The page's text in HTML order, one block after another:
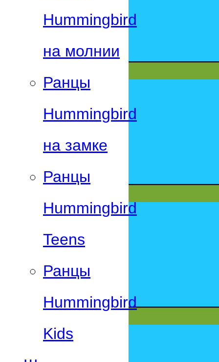
Hummingbird
на молнии
Ранцы
Hummingbird
на замке
Ранцы
Hummingbird
Teens
Ранцы
Hummingbird
Kids